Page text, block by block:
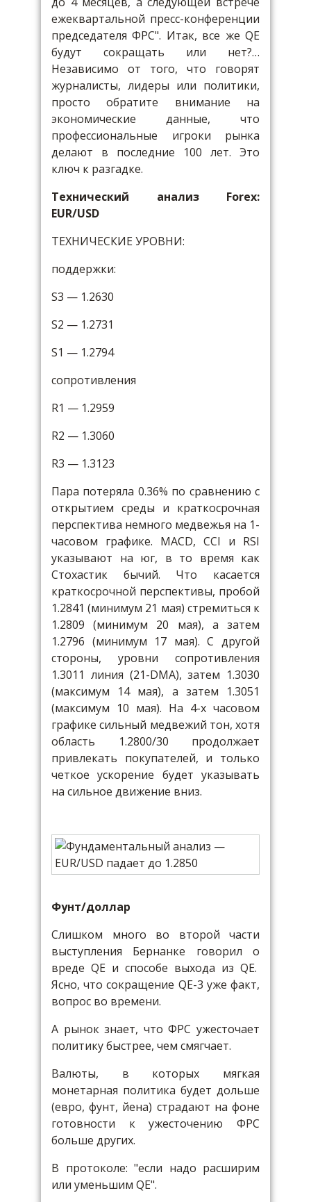
ежеквартальной пресс-конференции
председателя ФРС". Итак, все же QE
будут сокращать или нет?…
Независимо от того, что говорят
журналисты, лидеры или политики,
просто обратите внимание на
экономические данные, что
профессиональные игроки рынка
делают в последние 100 лет. Это
ключ к разгадке.
Технический анализ Forex:
EUR/USD
ТЕХНИЧЕСКИЕ УРОВНИ:
поддержки:
S3 — 1.2630
S2 — 1.2731
S1 — 1.2794
сопротивления
R1 — 1.2959
R2 — 1.3060
R3 — 1.3123
Пара потеряла 0.36% по сравнению с
открытием среды и краткосрочная
перспектива немного медвежья на 1-
часовом графике. MACD, CCI и RSI
указывают на юг, в то время как
Стохастик бычий. Что касается
краткосрочной перспективы, пробой
1.2841 (минимум 21 мая) стремиться к
1.2809 (минимум 20 мая), а затем
1.2796 (минимум 17 мая). С другой
стороны, уровни сопротивления
1.3011 линия (21-DMA), затем 1.3030
(максимум 14 мая), а затем 1.3051
(максимум 10 мая). На 4-х часовом
графике сильный медвежий тон, хотя
область 1.2800/30 продолжает
привлекать покупателей, и только
четкое ускорение будет указывать
на сильное движение вниз.
Фунт/доллар
Слишком много во второй части
выступления Бернанке говорил о
вреде QE и способе выхода из QE.
Ясно, что сокращение QE-3 уже факт,
вопрос во времени.
А рынок знает, что ФРС ужесточает
политику быстрее, чем смягчает.
Валюты, в которых мягкая
монетарная политика будет дольше
(евро, фунт, йена) страдают на фоне
готовности к ужесточению ФРС
больше других.
В протоколе: "если надо расширим
или уменьшим QE".